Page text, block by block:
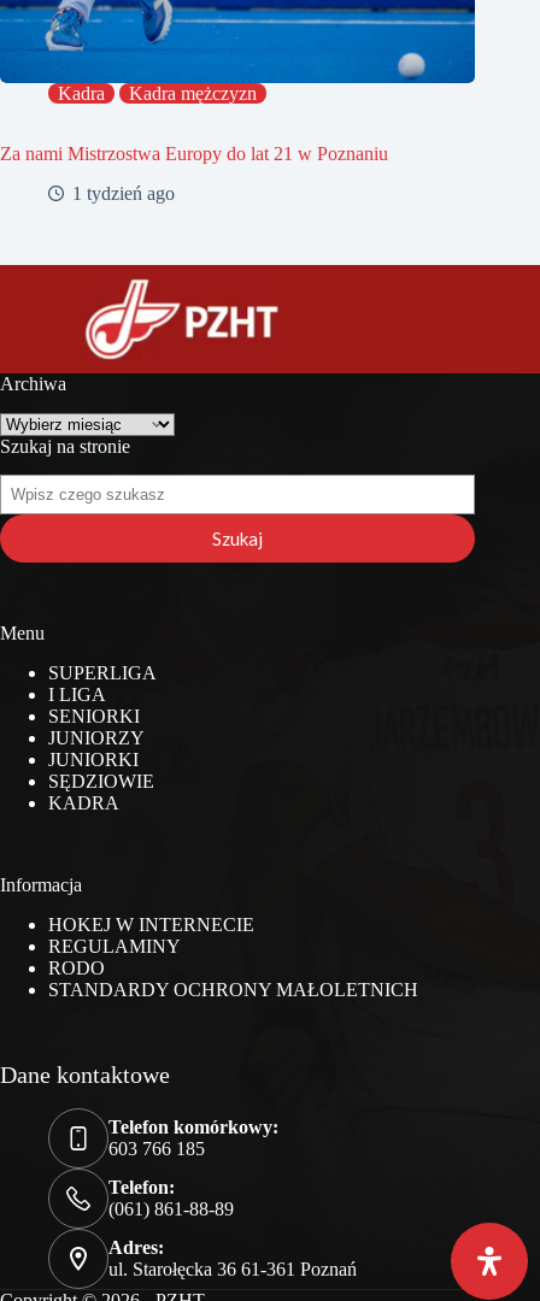
Kadra Kadra mężczyzn
Za nami Mistrzostwa Europy do lat 21 w Poznaniu
1 tydzień ago
Archiwa
Archiwa
Szukaj na stronie
Szukaj
na
stronie
Szukaj
Menu
SUPERLIGA
I LIGA
SENIORKI
JUNIORZY
JUNIORKI
SĘDZIOWIE
KADRA
Informacja
HOKEJ W INTERNECIE
REGULAMINY
RODO
STANDARDY OCHRONY MAŁOLETNICH
Dane kontaktowe
Telefon komórkowy:
603 766 185
Telefon:
(061) 861-88-89
Adres:
ul. Starołęcka 36 61-361 Poznań